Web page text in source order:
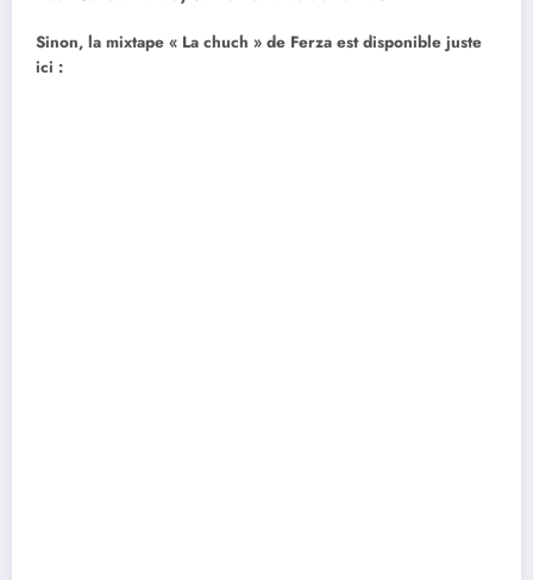
Sinon, la mixtape « La chuch » de Ferza est disponible juste
ici :